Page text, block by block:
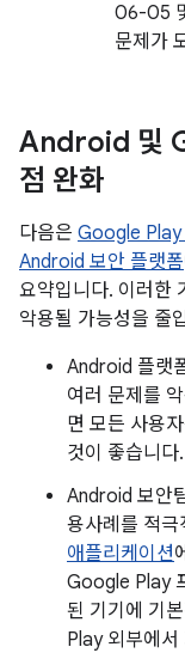
06-05
문제가
Android 및
점 완화
다음은 Google Play
Android 보안 플랫폼
요약입니다. 이러한
악용될 가능성을 줄
Android 플랫
여러 문제를
면 모든 사용
것이 좋습니다.
Android 보안
용사례를 적극
애플리케이션
Google Play
된 기기에 기
Play 외부에